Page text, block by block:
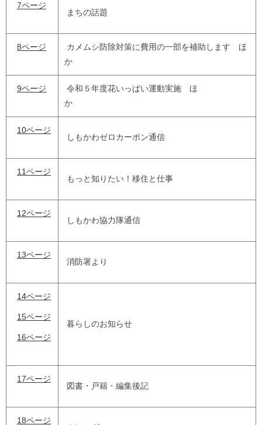
7ページ
まちの話題
8ページ
カメムシ防除対策に費用の一部を補助します ほ
か
9ページ
令和５年度花いっぱい運動実施 ほ
か
10ページ
しもかわゼロカーボン通信
11ページ
もっと知りたい！移住と仕事
12ページ
しもかわ協力隊通信
13ページ
消防署より
14ページ
15ページ
16ページ
暮らしのお知らせ
17ページ
図書・戸籍・編集後記
18ページ